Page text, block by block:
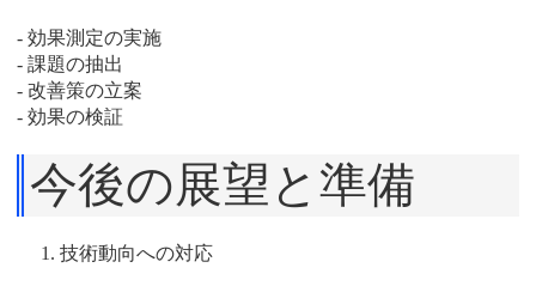
- 効果測定の実施
- 課題の抽出
- 改善策の立案
- 効果の検証
今後の展望と準備
技術動向への対応